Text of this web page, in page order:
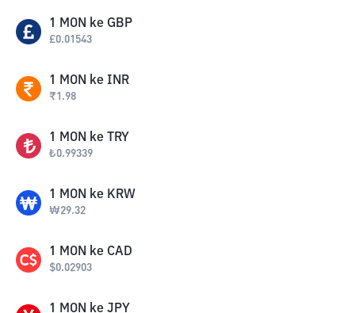
1 MON ke GBP
£0.01543
1 MON ke INR
₹1.98
1 MON ke TRY
₺0.99339
1 MON ke KRW
₩29.32
1 MON ke CAD
$0.02903
1 MON ke JPY